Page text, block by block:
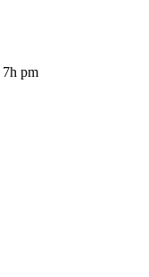
pm